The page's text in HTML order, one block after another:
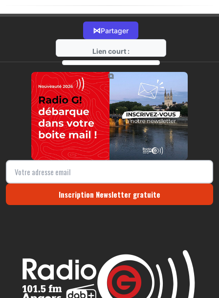
⋈Partager
Lien court :
https://radio-g.fr?22060
⧉
Inscription Newsletter gratuite